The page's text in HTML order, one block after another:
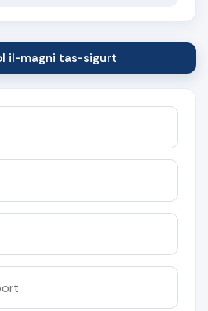
il-magni tas-sigurt